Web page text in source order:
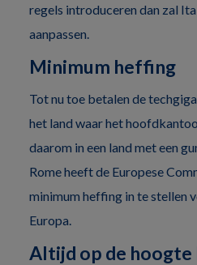
regels introduceren dan zal
aanpassen.
Minimum heffing
Tot nu toe betalen de
het land waar het
daarom in een land met een
Rome heeft de Europese
minimum heffing in te stellen
Europa.
Altijd op de hoogte